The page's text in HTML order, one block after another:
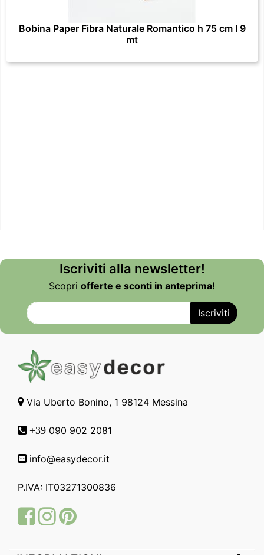
Bobina Paper Fibra Naturale Romantico h 75 cm l 9
mt
Iscriviti alla newsletter!
Scopri offerte e sconti in anteprima!
Via Uberto Bonino, 1 98124 Messina
+39 090 902 2081
info@easydecor.it
P.IVA: IT03271300836
FacebookInstagram
Pinterest